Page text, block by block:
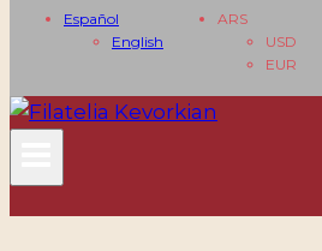
Español
English
ARS
USD
EUR